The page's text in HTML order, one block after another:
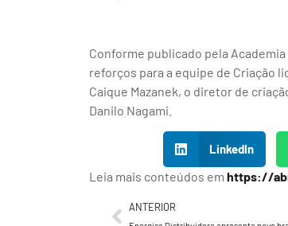
Conforme publicado pela
reforços para a equipe de Criação
Caique Mazanek, o diretor de
Danilo Nagami.
LinkedIn
Leia mais conteúdos em https://
ANTERIOR